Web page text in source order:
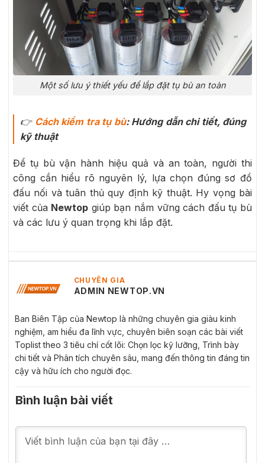
Một số lưu ý thiết yếu để lắp đặt tụ bù an toàn
👉 Cách kiểm tra tụ bù: Hướng dẫn chi tiết, đúng
kỹ thuật
Để tụ bù vận hành hiệu quả và an toàn, người thi
công cần hiểu rõ nguyên lý, lựa chọn đúng sơ đồ
đấu nối và tuân thủ quy định kỹ thuật. Hy vọng bài
viết của Newtop giúp bạn nắm vững cách đấu tụ bù
và các lưu ý quan trọng khi lắp đặt.
CHUYÊN GIA
ADMIN NEWTOP.VN
Ban Biên Tập của Newtop là những chuyên gia giàu kinh
nghiệm, am hiểu đa lĩnh vực, chuyên biên soạn các bài viết
Toplist theo 3 tiêu chí cốt lõi: Chọn lọc kỹ lưỡng, Trình bày
chi tiết và Phân tích chuyên sâu, mang đến thông tin đáng tin
cậy và hữu ích cho người đọc.
Bình luận bài viết